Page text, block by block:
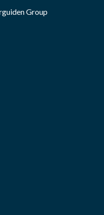
Group